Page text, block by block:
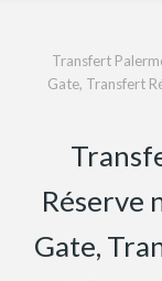
Transfert
Gate, Transfert
Réserve
Gate,